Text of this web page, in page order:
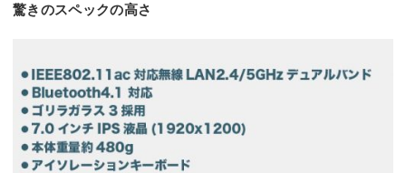
驚きのスペックの高さ